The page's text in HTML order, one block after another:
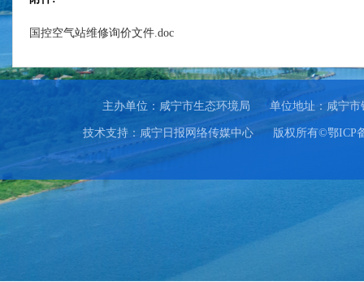
国控空气站维修询价文件.doc
主办单位：咸宁市生态环境局 单位地址：咸宁市
技术支持：咸宁日报网络传媒中心 版权所有©鄂ICP